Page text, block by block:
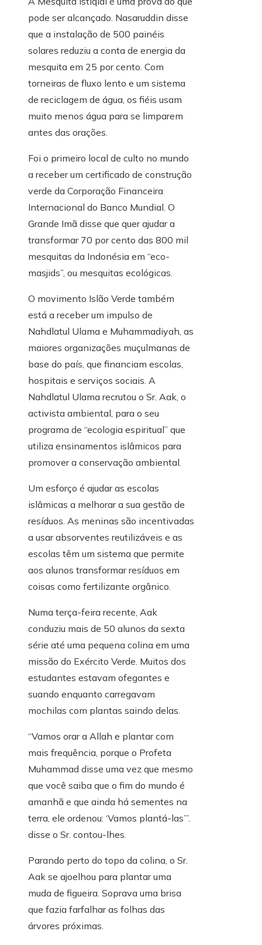
pode ser alcançado. Nasaruddin disse
que a instalação de 500 painéis
solares reduziu a conta de energia da
mesquita em 25 por cento. Com
torneiras de fluxo lento e um sistema
de reciclagem de água, os fiéis usam
muito menos água para se limparem
antes das orações.
Foi o primeiro local de culto no mundo
a receber um certificado de construção
verde da Corporação Financeira
Internacional do Banco Mundial. O
Grande Imã disse que quer ajudar a
transformar 70 por cento das 800 mil
mesquitas da Indonésia em “eco-
masjids”, ou mesquitas ecológicas.
O movimento Islão Verde também
está a receber um impulso de
Nahdlatul Ulama e Muhammadiyah, as
maiores organizações muçulmanas de
base do país, que financiam escolas,
hospitais e serviços sociais. A
Nahdlatul Ulama recrutou o Sr. Aak, o
activista ambiental, para o seu
programa de “ecologia espiritual” que
utiliza ensinamentos islâmicos para
promover a conservação ambiental.
Um esforço é ajudar as escolas
islâmicas a melhorar a sua gestão de
resíduos. As meninas são incentivadas
a usar absorventes reutilizáveis ​​e as
escolas têm um sistema que permite
aos alunos transformar resíduos em
coisas como fertilizante orgânico.
Numa terça-feira recente, Aak
conduziu mais de 50 alunos da sexta
série até uma pequena colina em uma
missão do Exército Verde. Muitos dos
estudantes estavam ofegantes e
suando enquanto carregavam
mochilas com plantas saindo delas.
“Vamos orar a Allah e plantar com
mais frequência, porque o Profeta
Muhammad disse uma vez que mesmo
que você saiba que o fim do mundo é
amanhã e que ainda há sementes na
terra, ele ordenou: ‘Vamos plantá-las’”.
disse o Sr. contou-lhes.
Parando perto do topo da colina, o Sr.
Aak se ajoelhou para plantar uma
muda de figueira. Soprava uma brisa
que fazia farfalhar as folhas das
árvores próximas.